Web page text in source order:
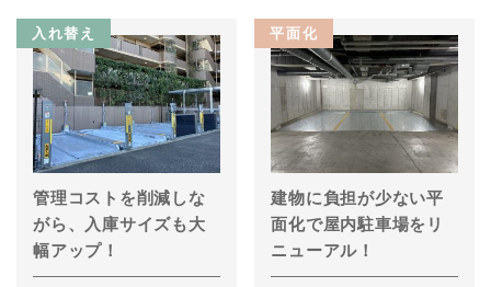
入れ替え
管理コストを削減しな
がら、入庫サイズも大
幅アップ！
平面化
建物に負担が少ない平
面化で屋内駐車場をリ
ニューアル！